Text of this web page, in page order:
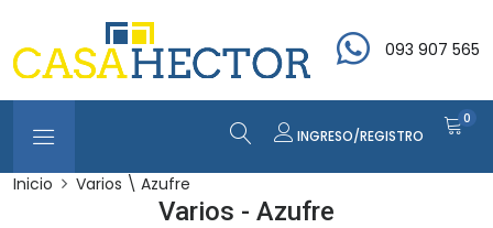
093 907 565
INGRESO/REGISTRO
0
Inicio Varios \ Azufre
Varios - Azufre